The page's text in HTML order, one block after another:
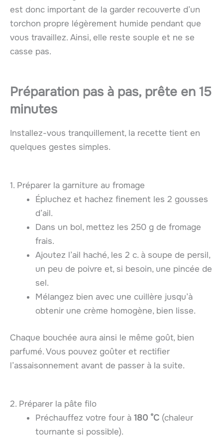
est donc important de la garder recouverte d’un
torchon propre légèrement humide pendant que
vous travaillez. Ainsi, elle reste souple et ne se
casse pas.
Préparation pas à pas, prête en 15
minutes
Installez-vous tranquillement, la recette tient en
quelques gestes simples.
1. Préparer la garniture au fromage
Épluchez et hachez finement les 2 gousses
d’ail.
Dans un bol, mettez les 250 g de fromage
frais.
Ajoutez l’ail haché, les 2 c. à soupe de persil,
un peu de poivre et, si besoin, une pincée de
sel.
Mélangez bien avec une cuillère jusqu’à
obtenir une crème homogène, bien lisse.
Chaque bouchée aura ainsi le même goût, bien
parfumé. Vous pouvez goûter et rectifier
l’assaisonnement avant de passer à la suite.
2. Préparer la pâte filo
Préchauffez votre four à 180 °C (chaleur
tournante si possible).